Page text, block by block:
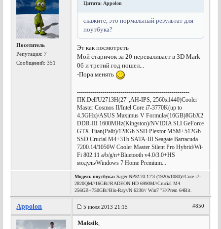
Посетитель
Репутация:7
Сообщений: 351
Цитата: Appolon
скажите, это нормальный результат для
ноутбука?
Эт как посмотреть
Мой старичок за 20 переваливает в 3D Mark
06 и третий год пошел...
-Пора менять
---------------------------------------------------------
ПК:Dell'U2713H(27",AH-IPS, 2560x1440)Cooler
Master Cosmos II/Intel Core i7-3770K(up to
4.5GHz)/ASUS Maximus V Formula/(16GB)8GbX2
DDR-III 1600MHz(Kingston)/NVIDIA SLI GeForce
GTX Titan(Palit)/128Gb SSD Plextor M5M+512Gb
SSD Crucial M4+3Tb SATA-III Seagate Barracuda
7200.14/1050W Cooler Master Silent Pro Hybrid/Wi-
Fi 802.11 a/b/g/n+Bluetooth v4.0/3.0+HS
модуль/Windows 7 Home Premium...
Модель ноутбука: Sager NP8170:17'3 (1920x1080)//Core i7-
2820QM//16GB//RADEON HD 6990M//Crucial M4
256GB+750GB//Blu-Ray//N 6230// Win7 "H/Prem 64Bit.
Appolon 5 июля 2013 21:15 #850
Maksik,